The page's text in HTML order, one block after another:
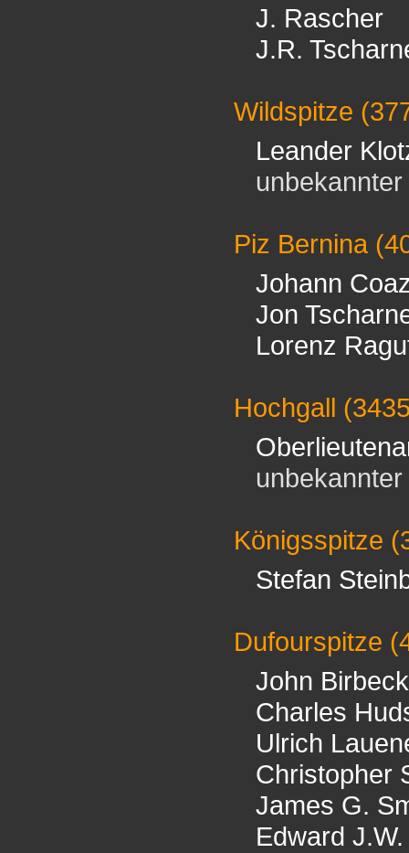
J. Rascher
J.R.
Wildspitze
Leander
unbekannter
Piz Bernina
Johann
Jon
Lorenz
Hochgall
unbekannter
Königsspitze
Stefan
Dufourspitze
John Birbeck
Charles
Ulrich
Christopher
James G.
Edward